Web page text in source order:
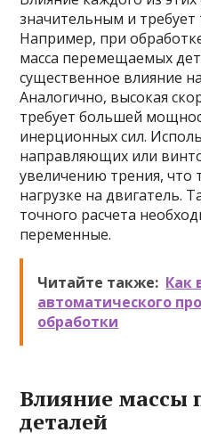
значительным и
Например, при
масса перемещаемых
существенное влияние
Аналогично, высокая
требует большей
инерционных сил.
направляющих или
увеличению трения, что
нагрузке на двигатель.
точного расчета
переменные.
Читайте также: Как
автоматического
обработки
Влияние
деталей